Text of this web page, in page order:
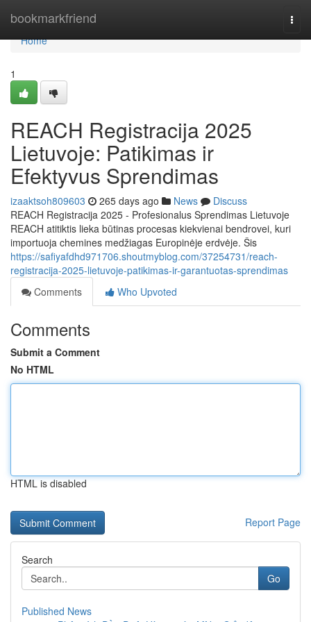
bookmarkfriend
Home
Home
1
REACH Registracija 2025
Lietuvoje: Patikimas ir
Efektyvus Sprendimas
izaaktsoh809603 265 days ago News
Discuss
REACH Registracija 2025 - Profesionalus Sprendimas Lietuvoje
REACH atitiktis lieka būtinas procesas kiekvienai bendrovei, kuri
importuoja chemines medžiagas Europinėje erdvėje. Šis
https://safiyafdhd971706.shoutmyblog.com/37254731/reach-
registracija-2025-lietuvoje-patikimas-ir-garantuotas-sprendimas
Comments
Who Upvoted
Comments
Submit a Comment
No HTML
HTML is disabled
Report Page
Search
Go
Published News